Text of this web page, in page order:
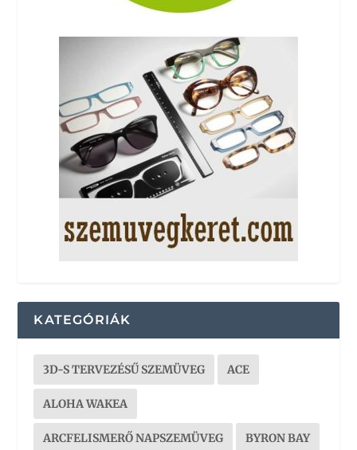
KATEGÓRIÁK
3D-S TERVEZÉSŰ SZEMÜVEG ACE
ALOHA WAKEA
ARCFELISMERŐ NAPSZEMÜVEG BYRON BAY